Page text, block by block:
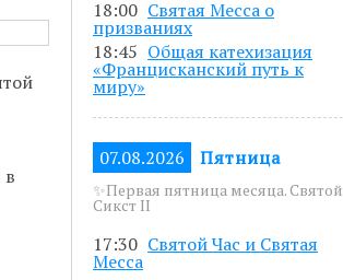
в
18:00 Святая Месса о
призваниях
18:45 Общая катехизация
«Францисканский путь к
миру»
07.08.2026 Пятница
✨Первая пятница месяца. Святой
Сикст II
17:30 Святой Час и Святая
Месса
до 19.00.
по